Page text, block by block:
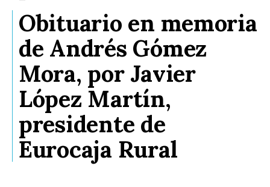
Obituario en memoria
de Andrés Gómez
Mora, por Javier
López Martín,
presidente de
Eurocaja Rural